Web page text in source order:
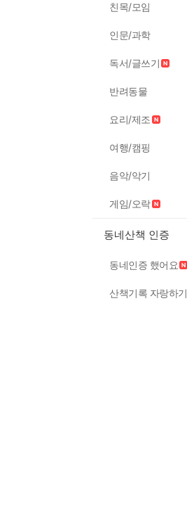
친목/모임
인문/과학
독서/글쓰기
반려동물
요리/제조
여행/캠핑
음악/악기
게임/오락
동네산책 인증
동네인증 했어요
산책기록 자랑하기